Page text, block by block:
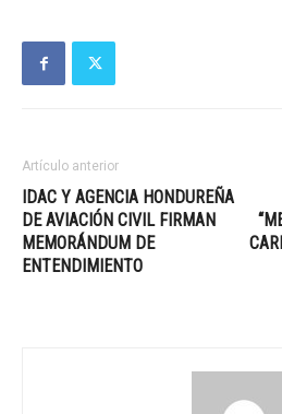
Artículo anterior
IDAC Y AGENCIA HONDUREÑA
DE AVIACIÓN CIVIL FIRMAN
MEMORÁNDUM DE
ENTENDIMIENTO